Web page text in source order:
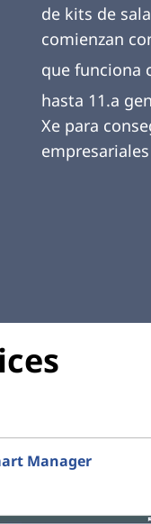
de kits de
comienzan
que funciona
hasta 11.a
Xe para
Manager